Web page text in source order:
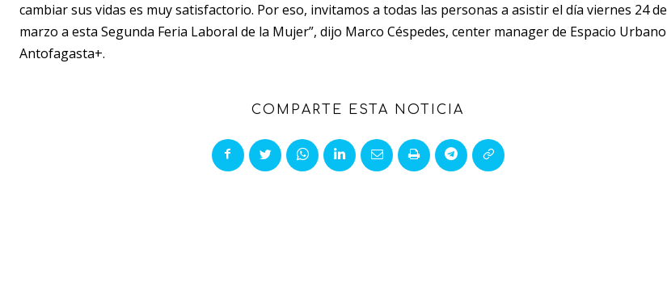
cambiar sus vidas es muy satisfactorio. Por eso, invitamos a todas las personas a asistir el día viernes 24 de
marzo a esta Segunda Feria Laboral de la Mujer”, dijo Marco Céspedes, center manager de Espacio Urbano
Antofagasta+.
COMPARTE ESTA NOTICIA